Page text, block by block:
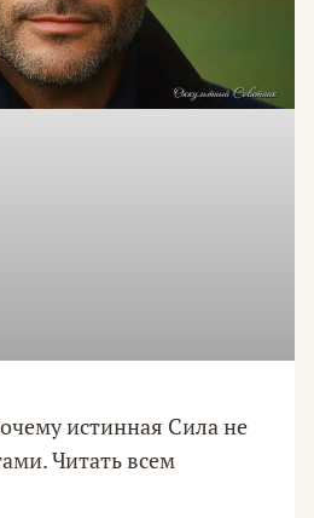
истинная Сила не
Читать всем